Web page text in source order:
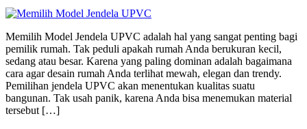
Memilih Model Jendela UPVC adalah hal yang sangat penting bagi
pemilik rumah. Tak peduli apakah rumah Anda berukuran kecil,
sedang atau besar. Karena yang paling dominan adalah bagaimana
cara agar desain rumah Anda terlihat mewah, elegan dan trendy.
Pemilihan jendela UPVC akan menentukan kualitas suatu
bangunan. Tak usah panik, karena Anda bisa menemukan material
tersebut […]